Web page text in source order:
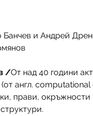
Банчев и Aндрей
/От над 40 години
(от англ.
прави,